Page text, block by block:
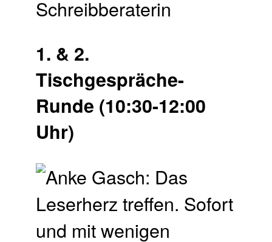
Schreibberaterin
1. & 2.
Tischgespräche-
Runde (10:30-12:00
Uhr)